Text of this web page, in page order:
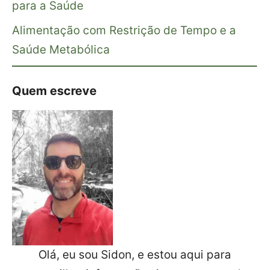
para a Saúde
Alimentação com Restrição de Tempo e a
Saúde Metabólica
Quem escreve
Olá, eu sou Sidon, e estou aqui para